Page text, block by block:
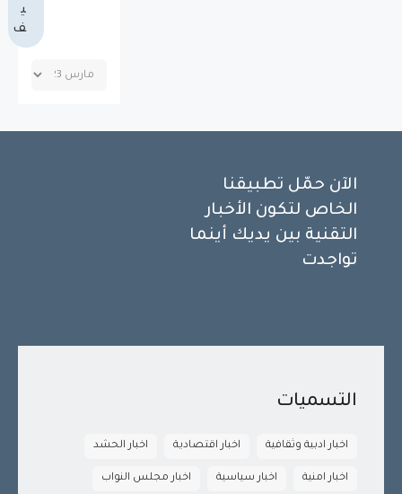
ي
ف
الآن حمّل تطبيقنا
الخاص لتكون الأخبار
التقنية بين يديك أينما
تواجدت
التسميات
اخبار ادبية وثقافية اخبار اقتصادية اخبار الحشد
اخبار امنية اخبار سياسية اخبار مجلس النواب